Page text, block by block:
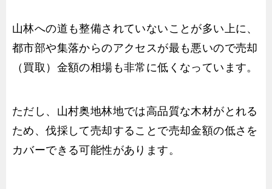
山林への道も整備されていないことが多い上に、
都市部や集落からのアクセスが最も悪いので売却
（買取）金額の相場も非常に低くなっています。
ただし、山村奥地林地では高品質な木材がとれる
ため、伐採して売却することで売却金額の低さを
カバーできる可能性があります。